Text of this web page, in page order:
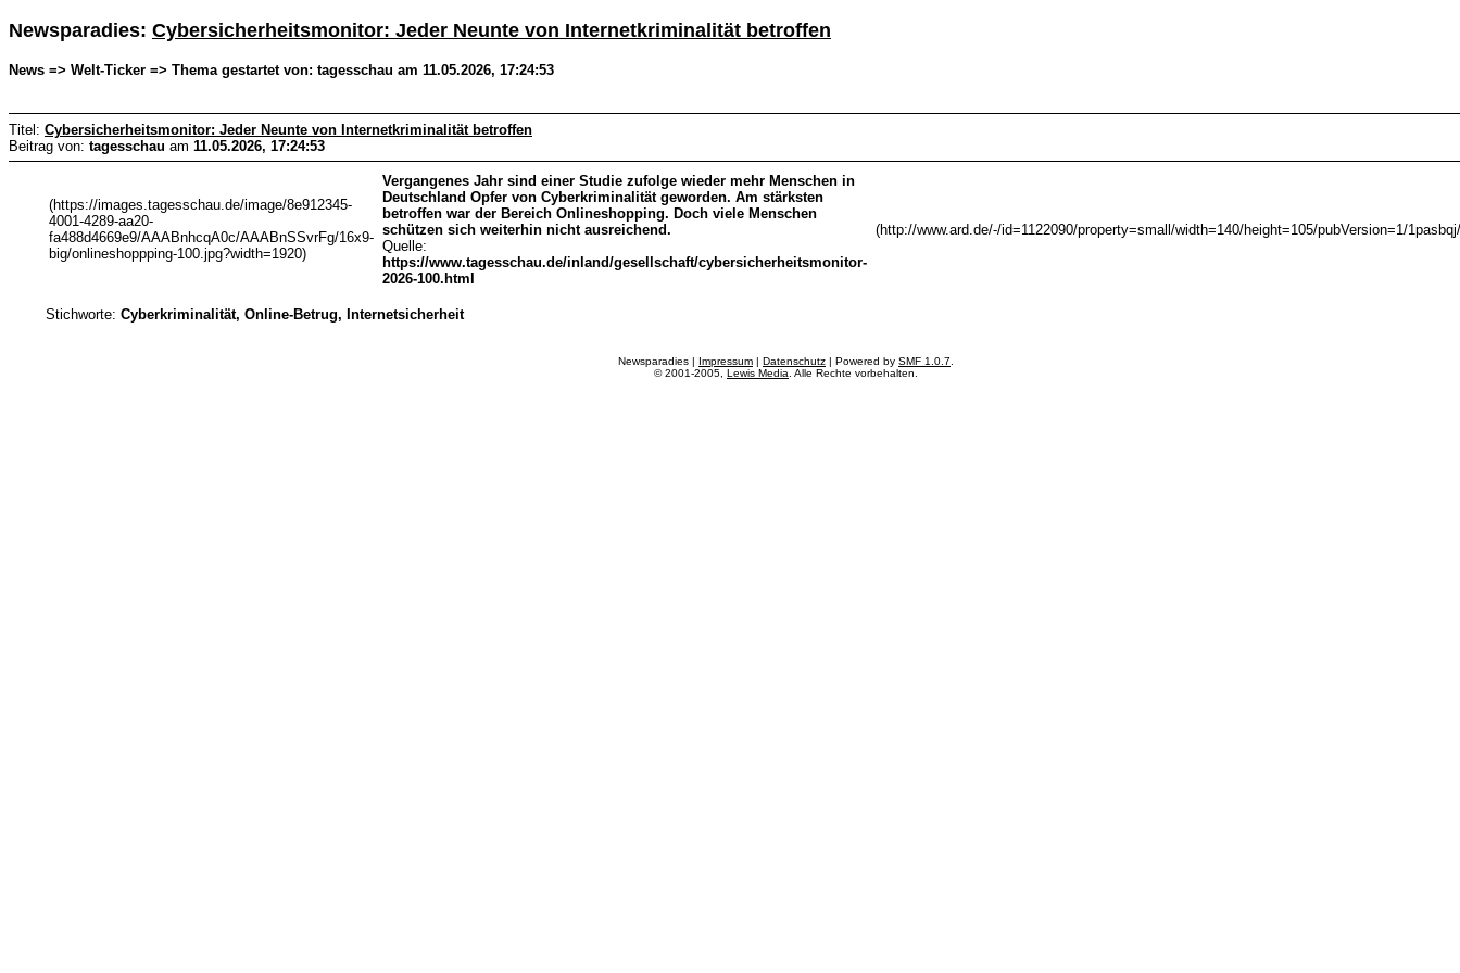
Newsparadies: Cybersicherheitsmonitor: Jeder Neunte von Internetkriminalität betroffen
News => Welt-Ticker => Thema gestartet von: tagesschau am 11.05.2026, 17:24:53
Titel: Cybersicherheitsmonitor: Jeder Neunte von Internetkriminalität betroffen
Beitrag von: tagesschau am 11.05.2026, 17:24:53
(https://images.tagesschau.de/image/8e912345-
4001-4289-aa20-
fa488d4669e9/AAABnhcqA0c/AAABnSSvrFg/16x9-
big/onlineshoppping-100.jpg?width=1920)
Vergangenes Jahr sind einer Studie zufolge wieder mehr Menschen in
Deutschland Opfer von Cyberkriminalität geworden. Am stärksten
betroffen war der Bereich Onlineshopping. Doch viele Menschen
schützen sich weiterhin nicht ausreichend.
Quelle:
https://www.tagesschau.de/inland/gesellschaft/cybersicherheitsmonitor-
2026-100.html
(http://www.ard.de/-/id=1122090/property=small/width=140/height=105/pubVersion=1/
Stichworte:Cyberkriminalität, Online-Betrug, Internetsicherheit
Newsparadies | Impressum | Datenschutz | Powered by SMF 1.0.7
© 2001-2005, Lewis Media . Alle Rechte vorbehalten.